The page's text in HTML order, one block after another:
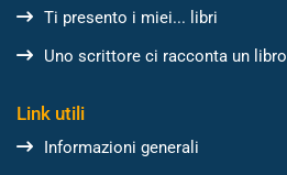
Ti presento i miei... libri
Uno scrittore ci racconta un libro
Link utili
Informazioni generali